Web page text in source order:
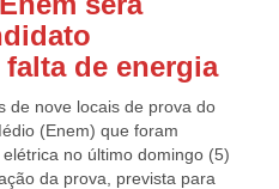
de energia
de nove locais de prova do
(Enem) que foram
no último domingo (5)
da prova, prevista para